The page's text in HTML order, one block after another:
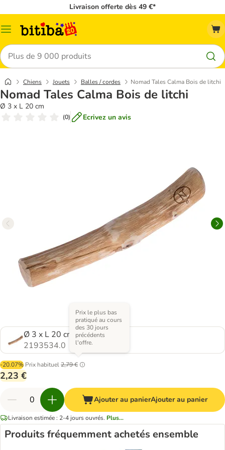
Livraison offerte dès 49 €*
Menu
Rechercher
Chiens Jouets Balles / cordes Nomad Tales Calma Bois de litchi
Nomad Tales Calma Bois de litchi
Ø 3 x L 20 cm
(0) Ecrivez un avis
Ø 3 x L 20 cm
2193534.0
-20.07% Prix habituel2,79 €
Prix le plus bas
pratiqué au cours
des 30 jours
précédents
l'offre.
2,23 €
Ajouter au panierAjouter au panier
Livraison estimée : 2-4 jours ouvrés. Plus...
Produits fréquemment achetés ensemble